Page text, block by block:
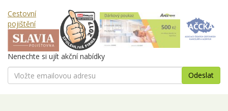
Cestovní
pojištění
Nenechte si ujít akční nabídky